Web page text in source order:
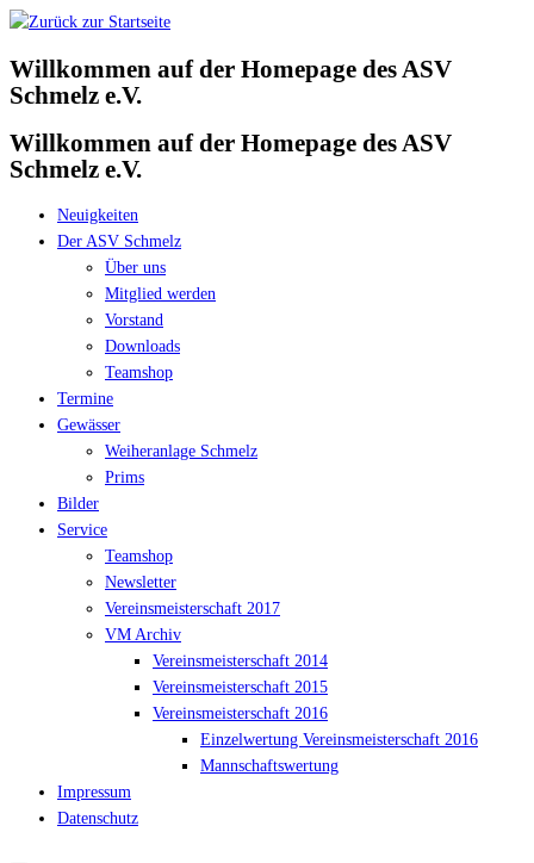
Zum
springen
Willkommen auf der Homepage des ASV
Schmelz e.V.
Willkommen auf der Homepage des ASV
Schmelz e.V.
Neuigkeiten
Der ASV Schmelz
Über uns
Mitglied werden
Vorstand
Downloads
Teamshop
Termine
Gewässer
Weiheranlage Schmelz
Prims
Bilder
Service
Teamshop
Newsletter
Vereinsmeisterschaft 2017
VM Archiv
Vereinsmeisterschaft 2014
Vereinsmeisterschaft 2015
Vereinsmeisterschaft 2016
Einzelwertung Vereinsmeisterschaft 2016
Mannschaftswertung
Impressum
Datenschutz